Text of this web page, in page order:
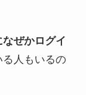
なぜかログイ
る人もいるの